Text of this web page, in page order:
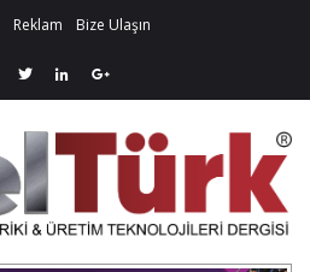
Reklam Bize Ulaşın